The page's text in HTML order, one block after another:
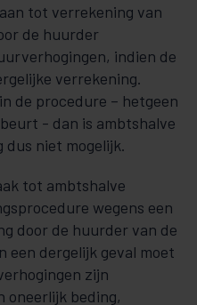
tot verrekening van
de huurder
indien de
verrekening.
de procedure – hetgeen
- dan is ambtshalve
dus niet mogelijk.
tot ambtshalve
wegens een
door de huurder van de
een dergelijk geval moet
zijn
oneerlijk beding,